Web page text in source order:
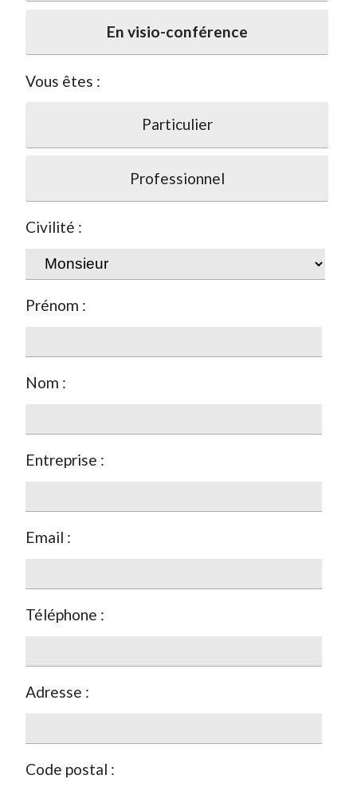
En visio-conférence
Vous êtes :
Particulier
Professionnel
Civilité :
Prénom :
Nom :
Entreprise :
Email :
Téléphone :
Adresse :
Code postal :